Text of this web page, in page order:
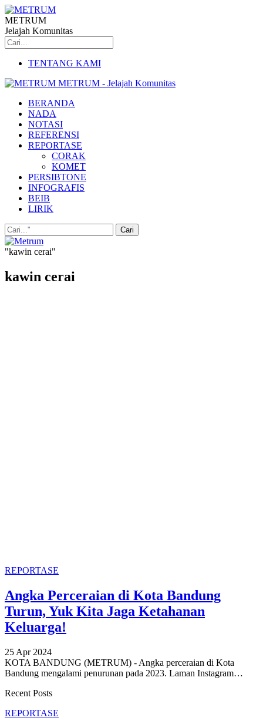
METRUM
Jelajah Komunitas
TENTANG KAMI
METRUM - Jelajah Komunitas
BERANDA
NADA
NOTASI
REFERENSI
REPORTASE
CORAK
KOMET
PERSIBTONE
INFOGRAFIS
BEIB
LIRIK
"kawin cerai"
kawin cerai
REPORTASE
Angka Perceraian di Kota Bandung
Turun, Yuk Kita Jaga Ketahanan
Keluarga!
25 Apr 2024
KOTA BANDUNG (METRUM) - Angka perceraian di Kota
Bandung mengalami penurunan pada 2023. Laman Instagram…
Recent Posts
REPORTASE